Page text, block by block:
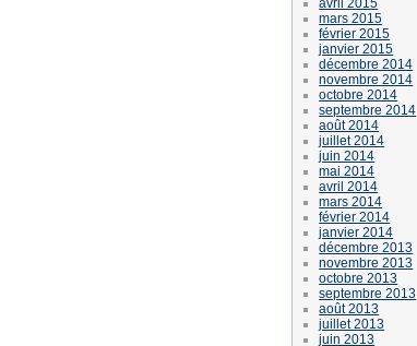
mars 2015
février 2015
janvier 2015
décembre 2014
novembre 2014
octobre 2014
septembre 2014
août 2014
juillet 2014
juin 2014
mai 2014
avril 2014
mars 2014
février 2014
janvier 2014
décembre 2013
novembre 2013
octobre 2013
septembre 2013
août 2013
juillet 2013
juin 2013